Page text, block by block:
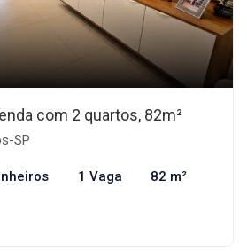
com 2 quartos, 82m²
SP
1 Vaga 82 m²